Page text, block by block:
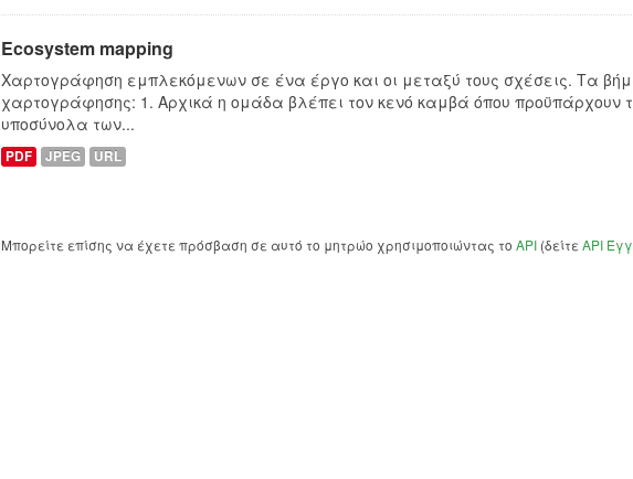
Ecosystem mapping
Χαρτογράφηση εμπλεκόμενων σε ένα έργο και οι μεταξύ τους σχέσεις. Τα
χαρτογράφησης: 1. Αρχικά η ομάδα βλέπει τον κενό καμβά όπου προϋπάρχουν
υποσύνολα των...
PDF JPEG URL
Μπορείτε επίσης να έχετε πρόσβαση σε αυτό το μητρώο χρησιμοποιώντας το API (δείτε API